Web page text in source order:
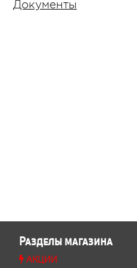
Документы
Разделы магазина
АКЦИИ